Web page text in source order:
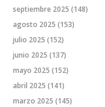
septiembre 2025 (148)
agosto 2025 (153)
julio 2025 (152)
junio 2025 (137)
mayo 2025 (152)
abril 2025 (141)
marzo 2025 (145)